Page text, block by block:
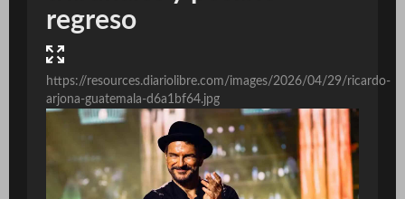
regreso
https://resources.diariolibre.com/images/2026/04/29/ricardo-
arjona-guatemala-d6a1bf64.jpg